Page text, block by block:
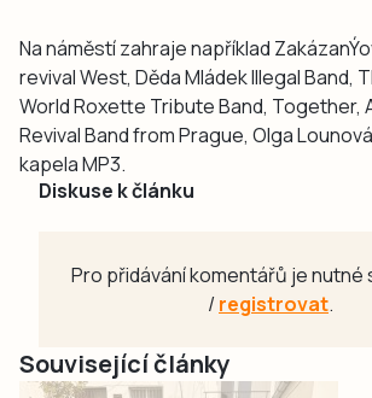
Na náměstí zahraje například
revival West, Děda Mládek Illegal Band,
World Roxette Tribute Band, Together,
Revival Band from Prague, Olga
kapela MP3.
Diskuse k článku
Pro přidávání komentářů je nutné
/registrovat.
Související články